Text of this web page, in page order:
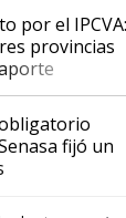
a estos
me
seguí
por el IPCVA:
provincias
fijó un